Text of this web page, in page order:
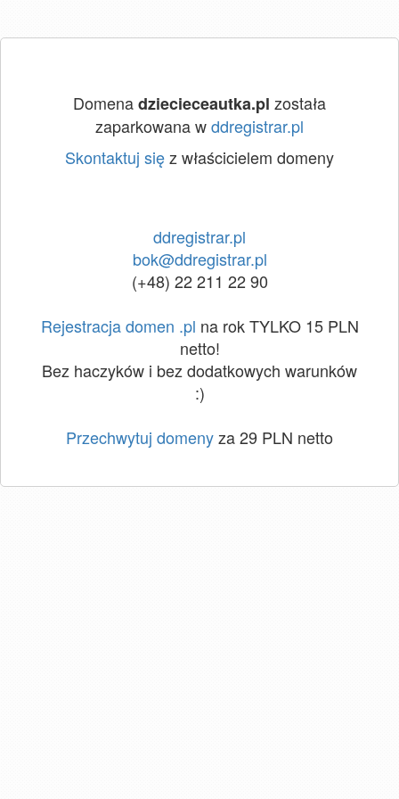
Domenadziecieceautka.pl została
zaparkowana wddregistrar.pl
Skontaktuj sięz właścicielem domeny
ddregistrar.pl
bok@ddregistrar.pl
(+48) 22 211 22 90
Rejestracja domen .pl na rok TYLKO 15 PLN
netto!
Bez haczyków i bez dodatkowych warunków
:)
Przechwytuj domenyza 29 PLN netto